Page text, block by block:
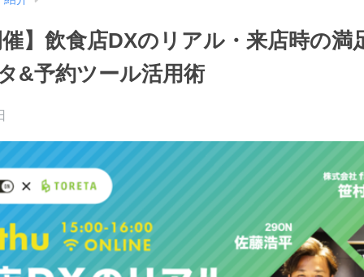
】飲食店DXのリアル・来店時の満
&予約ツール活用術